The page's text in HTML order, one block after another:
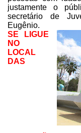
justamente o
secretário de
Eugênio.
SE LIGUE
NO
LOCAL
DAS